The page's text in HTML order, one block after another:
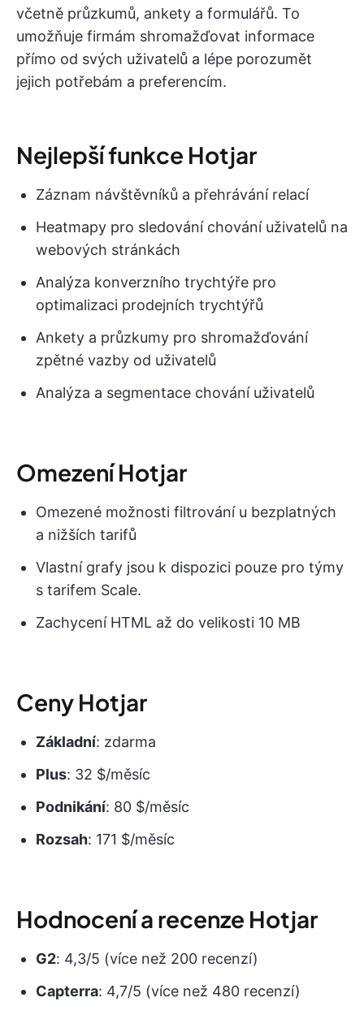
včetně průzkumů, ankety a formulářů. To
umožňuje firmám shromažďovat informace
přímo od svých uživatelů a lépe porozumět
jejich potřebám a preferencím.
Nejlepší funkce Hotjar
Záznam návštěvníků a přehrávání relací
Heatmapy pro sledování chování uživatelů na
webových stránkách
Analýza konverzního trychtýře pro
optimalizaci prodejních trychtýřů
Ankety a průzkumy pro shromažďování
zpětné vazby od uživatelů
Analýza a segmentace chování uživatelů
Omezení Hotjar
Omezené možnosti filtrování u bezplatných
a nižších tarifů
Vlastní grafy jsou k dispozici pouze pro týmy
s tarifem Scale.
Zachycení HTML až do velikosti 10 MB
Ceny Hotjar
Základní: zdarma
Plus: 32 $/měsíc
Podnikání: 80 $/měsíc
Rozsah: 171 $/měsíc
Hodnocení a recenze Hotjar
G2: 4,3/5 (více než 200 recenzí)
Capterra: 4,7/5 (více než 480 recenzí)